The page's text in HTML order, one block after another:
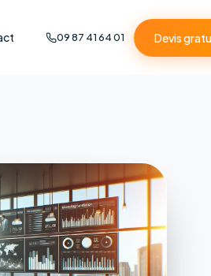
09 87 41 64 01 Devis